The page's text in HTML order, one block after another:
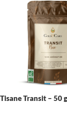
Tisane Transit – 50 g